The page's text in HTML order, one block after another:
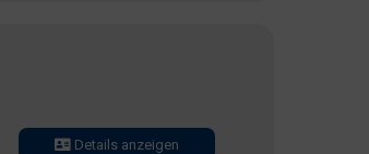
Details anzeigen